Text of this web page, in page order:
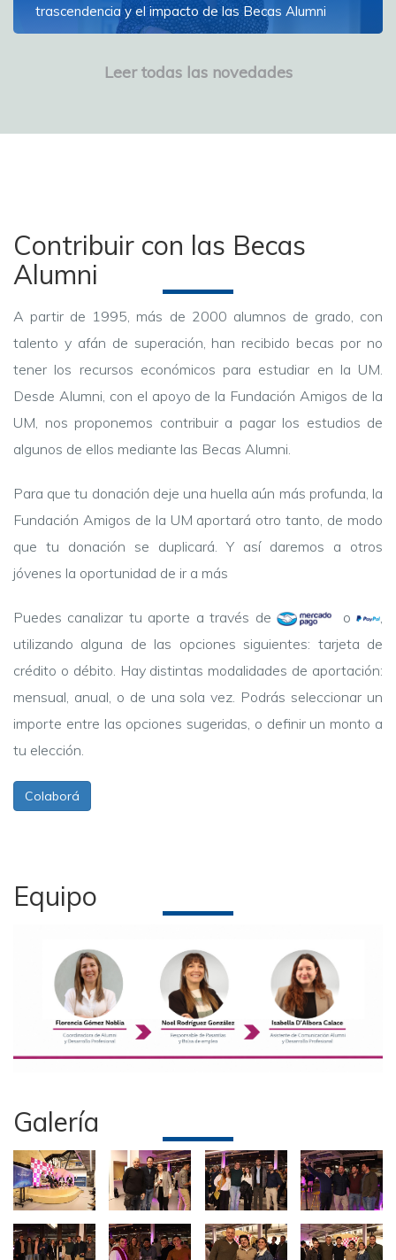
trascendencia y el impacto de las Becas Alumni
conferencia sobre el poder de la realización personal
Leer todas las novedades
Contribuir con las Becas
Alumni
A partir de 1995, más de 2000 alumnos de grado, con
talento y afán de superación, han recibido becas por no
tener los recursos económicos para estudiar en la UM.
Desde Alumni, con el apoyo de la Fundación Amigos de la
UM, nos proponemos contribuir a pagar los estudios de
algunos de ellos mediante las Becas Alumni.
Para que tu donación deje una huella aún más profunda, la
Fundación Amigos de la UM aportará otro tanto, de modo
que tu donación se duplicará. Y así daremos a otros
jóvenes la oportunidad de ir a más
Puedes canalizar tu aporte a través de o
utilizando alguna de las opciones siguientes: tarjeta de
crédito o débito. Hay distintas modalidades de aportación:
mensual, anual, o de una sola vez. Podrás seleccionar un
importe entre las opciones sugeridas, o definir un monto a
tu elección.
Colaborá
Equipo
Galería
Imagen Imagen Imagen Imagen
Imagen Imagen Imagen Imagen